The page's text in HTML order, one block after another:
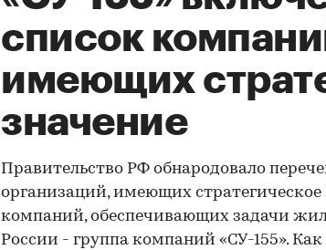
список
имеющих
значение
Правительство РФ обнародовало
организаций, имеющих
компаний, обеспечивающих задачи
России - группа компаний «СУ-155».